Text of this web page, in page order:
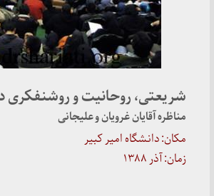
شریعتی، روحانیت و روشنفکری
مناظره آقایان غرویان و علیجانی
مکان: دانشگاه امیر کبیر
زمان: آذر ۱۳۸۸